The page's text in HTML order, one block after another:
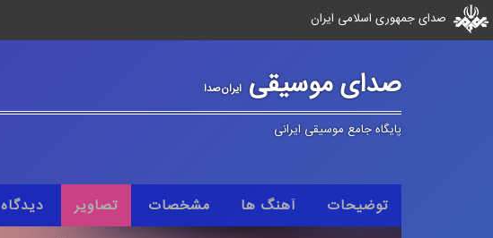
صدای جمهوری اسلامی ایران
صدای موسیقیایران‌صدا
پایگاه جامع موسیقی ایرانی
توضیحات آهنگ ها مشخصات تصاویر دیدگاه